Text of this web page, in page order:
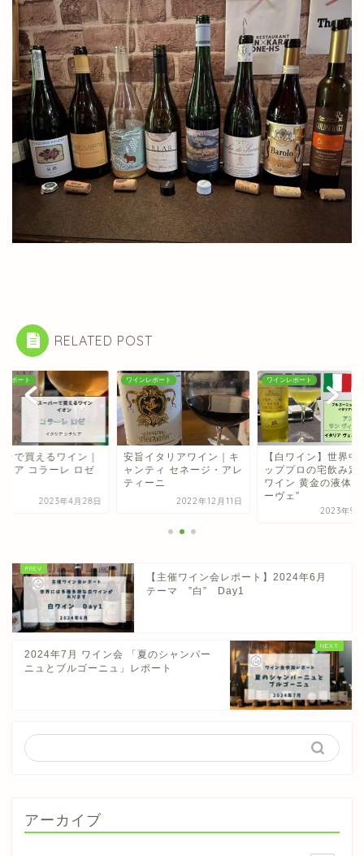
RELATED POST
レポート
ンで買えるワイン｜
リア コラーレ ロゼ
2023年4月28日
ワインレポート
安旨イタリアワイン｜キ
ャンティ セネージ・アレ
ティーニ
2022年12月11日
ワインレポート
【白ワイン】世界中
ッププロの宅飲み定
ワイン 黄金の液体 ”
ーヴェ”
2023年9
【主催ワイン会レポート】2024年6月
テーマ ”白” Day1
2024年7月 ワイン会 「夏のシャンパー
ニュとブルゴーニュ」レポート
アーカイブ